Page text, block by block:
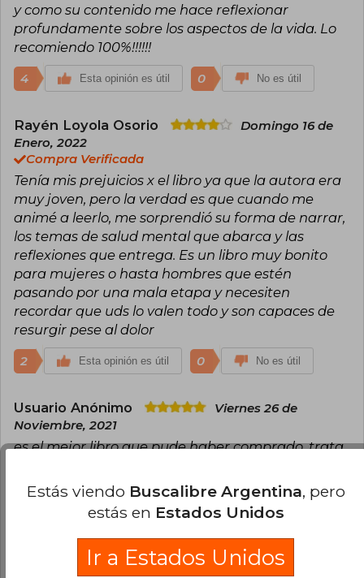
y como su contenido me hace reflexionar
profundamente sobre los aspectos de la vida. Lo
recomiendo 100%!!!!!!
4 Esta opinión es útil 0 No es útil
Rayén Loyola Osorio
Domingo 16 de
Enero, 2022
Compra Verificada
Tenía mis prejuicios x el libro ya que la autora era
muy joven, pero la verdad es que cuando me
animé a leerlo, me sorprendió su forma de narrar,
los temas de salud mental que abarca y las
reflexiones que entrega. Es un libro muy bonito
para mujeres o hasta hombres que estén
pasando por una mala etapa y necesiten
recordar que uds lo valen todo y son capaces de
resurgir pese al dolor
2 Esta opinión es útil 0 No es útil
Usuario Anónimo
Viernes 26 de
Noviembre, 2021
es el mejor libro que pude haber comprado, trata
oportunidad de comprarlo háganlo y no se
arrepentirán ><
Estás viendo Buscalibre Argentina, pero
estás en Estados Unidos
Ir a Estados Unidos